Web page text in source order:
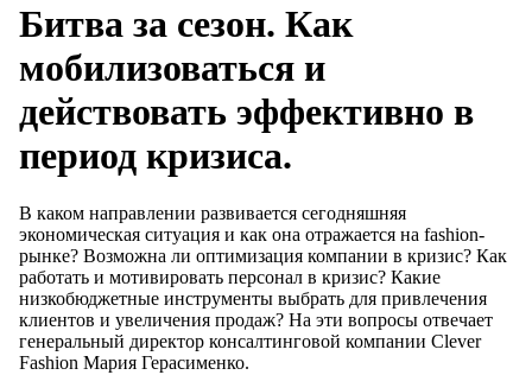
Битва за сезон. Как
мобилизоваться и
действовать эффективно в
период кризиса.
В каком направлении развивается сегодняшняя
экономическая ситуация и как она отражается на fashion-
рынке? Возможна ли оптимизация компании в кризис? Как
работать и мотивировать персонал в кризис? Какие
низкобюджетные инструменты выбрать для привлечения
клиентов и увеличения продаж? На эти вопросы отвечает
генеральный директор консалтинговой компании Clever
Fashion Мария Герасименко.